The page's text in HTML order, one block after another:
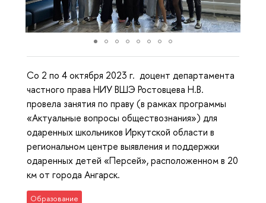
Со 2 по 4 октября 2023 г. доцент департамента
частного права НИУ ВШЭ Ростовцева Н.В.
провела занятия по праву (в рамках программы
«Актуальные вопросы обществознания») для
одаренных школьников Иркутской области в
региональном центре выявления и поддержки
одаренных детей «Персей», расположенном в 20
км от города Ангарск.
Образование